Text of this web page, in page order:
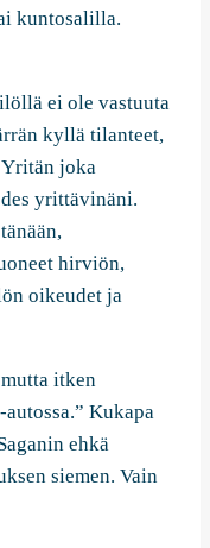
kuntosalilla.
ei ole vastuuta
kyllä tilanteet,
joka
yrittävinäni.
hirviön,
oikeudet ja
itken
Kukapa
ehkä
siemen. Vain